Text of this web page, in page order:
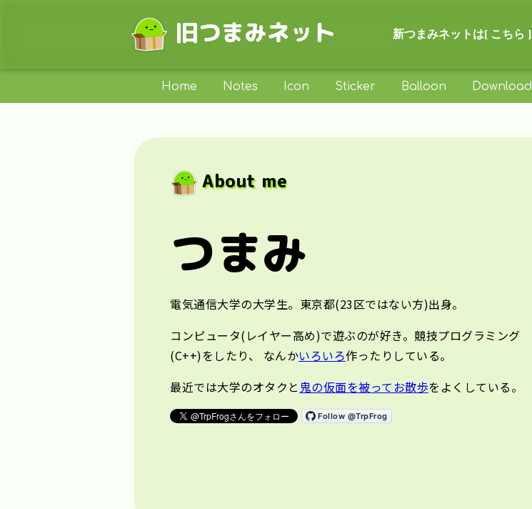
旧つまみネット 新つまみネットは[ こちら ]
Home Notes Icon Sticker Balloon Download
About me
つまみ
電気通信大学の大学生。東京都(23区ではない方)出身。
コンピュータ(レイヤー高め)で遊ぶのが好き。競技プログラミング
(C++)をしたり、 なんかいろいろ作ったりしている。
最近では大学のオタクと 鬼の仮面を被ってお散歩をよくしている。